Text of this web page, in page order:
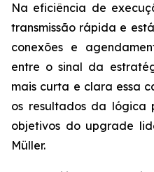
Na eficiência de
transmissão rápida e
conexões e
entre o sinal da
mais curta e clara essa
os resultados da lógica
objetivos do upgrade
Müller.